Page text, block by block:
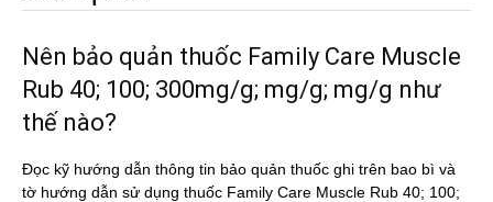
Nên bảo quản thuốc Family Care Muscle
Rub 40; 100; 300mg/g; mg/g; mg/g như
thế nào?
Đọc kỹ hướng dẫn thông tin bảo quản thuốc ghi trên bao bì và
tờ hướng dẫn sử dụng thuốc Family Care Muscle Rub 40; 100;